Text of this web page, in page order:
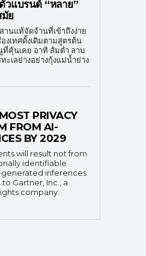
วแบรนด์ “หลาย”
มัย
นแท้จัดจ้านที่เข้าถึงง่าย
งเทศดั้งเดิมตามสูตรต้น
ที่คุ้นเคย อาทิ ส้มตำ ลาบ
ะเลย่างอย่างกุ้งแม่น้ำย่าง
PRIVACY
FROM AI-
BY 2029
will result not from
identifiable
generated inferences
Gartner, Inc., a
company.